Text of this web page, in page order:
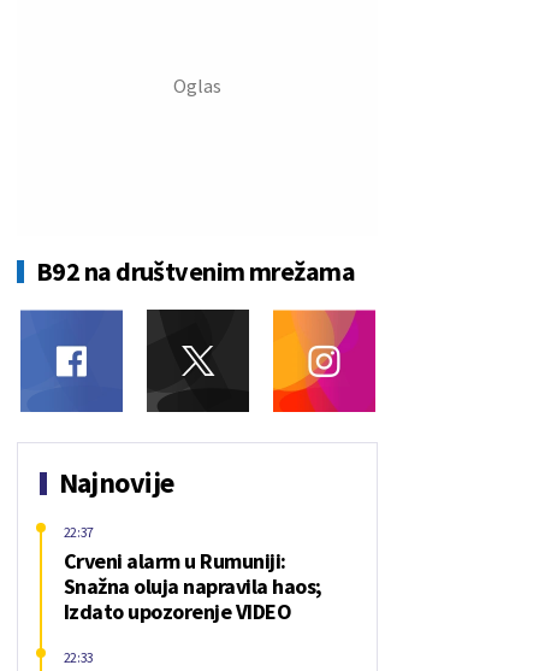
B92 na društvenim mrežama
Najnovije
Crveni alarm u Rumuniji:
Snažna oluja napravila haos;
Izdato upozorenje VIDEO
22:37
22:33